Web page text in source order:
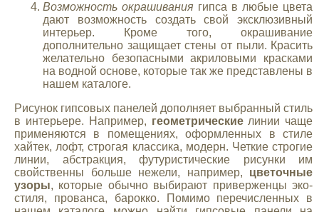
Возможность окрашивания гипса в любые цвета
дают возможность создать свой эксклюзивный
интерьер. Кроме того, окрашивание
дополнительно защищает стены от пыли. Красить
желательно безопасными акриловыми красками
на водной основе, которые так же представлены в
нашем каталоге.
Рисунок гипсовых панелей дополняет выбранный стиль
в интерьере. Например, геометрическиелинии чаще
применяются в помещениях, оформленных в стиле
хайтек, лофт, строгая классика, модерн. Четкие строгие
линии, абстракция, футуристические рисунки им
свойственны больше нежели, например, цветочные
узоры, которые обычно выбирают приверженцы эко-
стиля, прованса, барокко. Помимо перечисленных в